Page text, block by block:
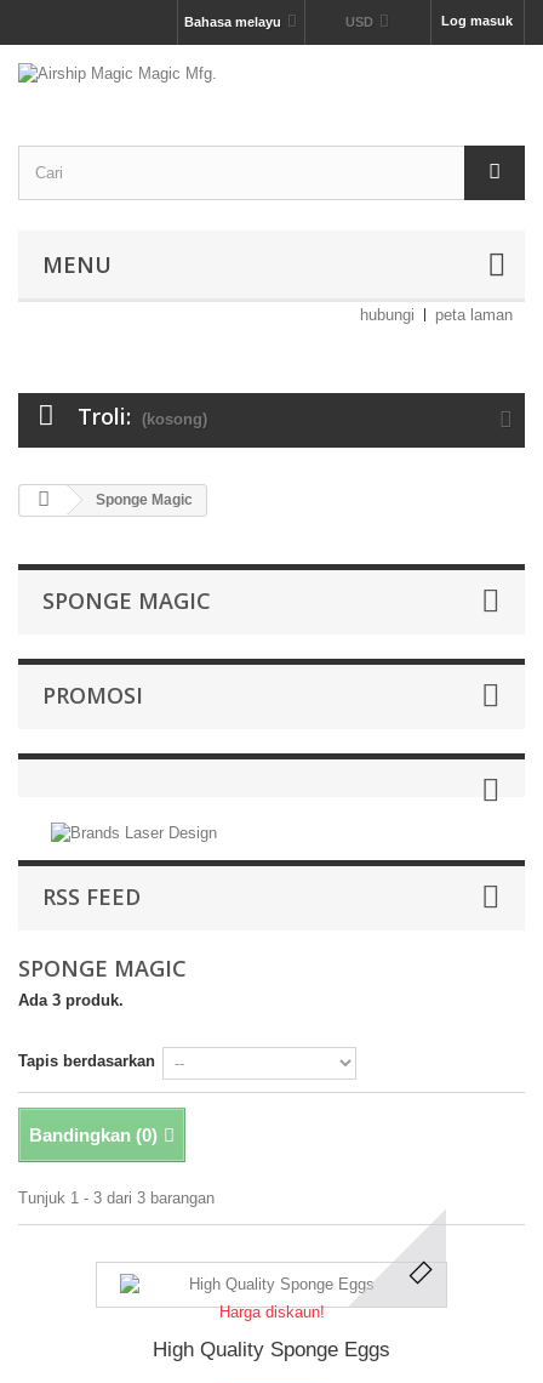
Log masuk
USD
Bahasa melayu
MENU
hubungi peta laman
Troli: (kosong)
Sponge Magic
SPONGE MAGIC
PROMOSI
RSS FEED
SPONGE MAGIC
Ada 3 produk.
Tapis berdasarkan
Bandingkan (0)
Tunjuk 1 - 3 dari 3 barangan
Harga diskaun!
High Quality Sponge Eggs